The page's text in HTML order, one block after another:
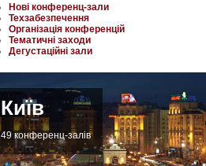
Нові конференц-зали
Техзабезпечення
Організація конференцій
Тематичні заходи
Дегустаційні зали
Київ
49 конференц-залів